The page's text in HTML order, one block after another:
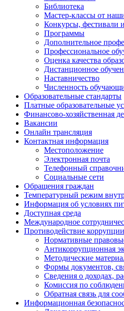
Библиотека
Мастер-классы от
Конкурсы, фестивали
Программы
Дополнительное
Профессиональное
Оценка качества
Дистанционное
Наставничество
Численность
Образовательные стандарты
Платные образовательные
Финансово-хозяйственная
Вакансии
Онлайн трансляция
Контактная информация
Местоположение
Электронная почта
Телефонный
Социальные сети
Обращения граждан
Температурный режим
Информация об условиях
Доступная среда
Международное
Противодействие коррупции
Нормативные
Антикоррупционная
Методические
Формы документов,
Сведения о доходах,
Комиссия по
Обратная связь для
Информационная